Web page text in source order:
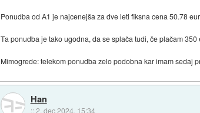
Ponudba od A1 je najcenejša za dve leti fiksna cena 50.78
Ta ponudba je tako ugodna, da se splača tudi, če plačam
Mimogrede: telekom ponudba zelo podobna kar imam sedaj
Han
::2. dec 2024, 15:34